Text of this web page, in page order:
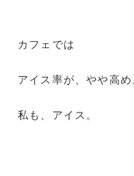
カフェでは
アイス率が、やや高め
私も、アイス。